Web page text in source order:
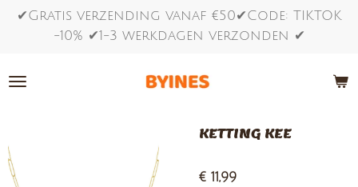
Ga
de
✔Gratis verzending vanaf €50✔Code: TIKTOK
-10% ✔1-3 werkdagen verzonden ✔
KETTING KEE
€ 11,99